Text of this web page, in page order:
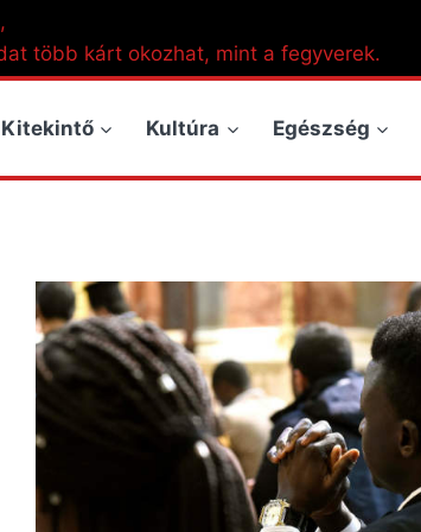
több kárt okozhat, mint a fegyverek.
Kitekintő Kultúra Egészség